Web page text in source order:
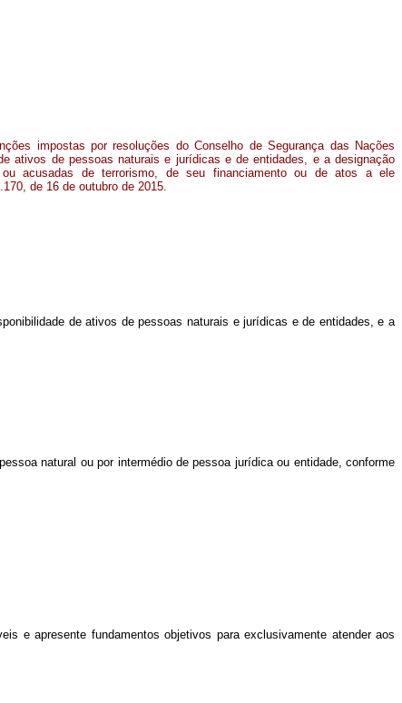
impostas por resoluções do Conselho de Segurança das Nações
ativos de pessoas naturais e jurídicas e de entidades, e a designação
acusadas de terrorismo, de seu financiamento ou de atos a ele
de 16 de outubro de 2015.
de ativos de pessoas naturais e jurídicas e de entidades, e a
natural ou por intermédio de pessoa jurídica ou entidade, conforme
e apresente fundamentos objetivos para exclusivamente atender aos